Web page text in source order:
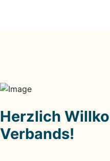
Herzlich
Verbands!